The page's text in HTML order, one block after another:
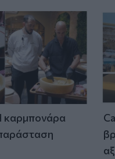
καρμπονάρα